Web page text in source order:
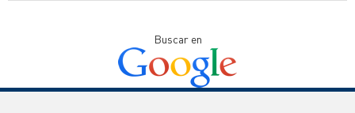
Buscar en